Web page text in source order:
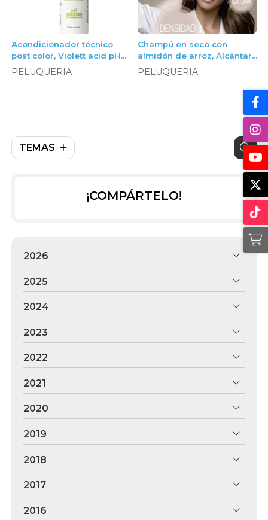
TEMAS
Acondicionador técnico
post color, Violett acid pH
restore acondicionador,
PELUQUERIA
Champú en seco con
almidón de arroz, Alcántara
Cosmética
PELUQUERIA
¡COMPÁRTELO!
2026
2025
2024
2023
2022
2021
2020
2019
2018
2017
2016